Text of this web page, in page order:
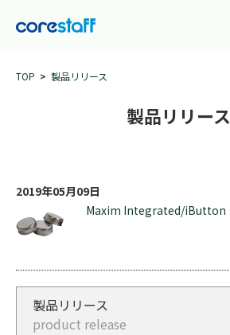
TOP 製品リリース
製品リリース
2019年05月09日
Maxim Integrated/iButton
製品リリース
product release